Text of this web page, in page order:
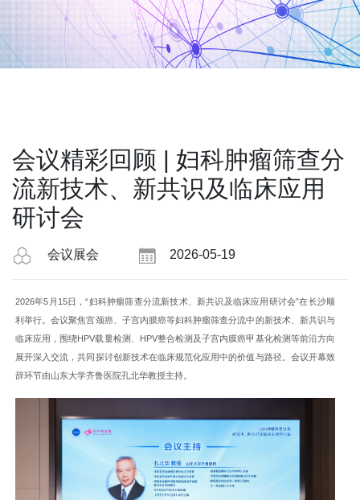
会议精彩回顾 | 妇科肿瘤筛查分
流新技术、新共识及临床应用
研讨会
会议展会 2026-05-19
2026年5月15日，“妇科肿瘤筛查分流新技术、新共识及临床应用研讨会”在长沙顺
利举行。会议聚焦宫颈癌、子宫内膜癌等妇科肿瘤筛查分流中的新技术、新共识与
临床应用，围绕HPV载量检测、HPV整合检测及子宫内膜癌甲基化检测等前沿方向
展开深入交流，共同探讨创新技术在临床规范化应用中的价值与路径。会议开幕致
辞环节由山东大学齐鲁医院孔北华教授主持。